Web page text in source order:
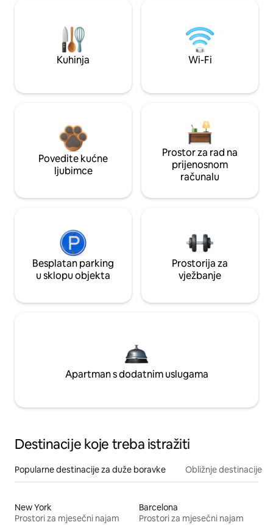
Kuhinja Wi-Fi
Povedite kućne
ljubimce
Prostor za rad na
prijenosnom
računalu
Besplatan parking
u sklopu objekta
Prostorija za
vježbanje
Apartman s dodatnim uslugama
Destinacije koje treba istražiti
Popularne destinacije za duže boravke Obližnje destinacije
New York
Prostori za mjesečni najam
Barcelona
Prostori za mjesečni najam